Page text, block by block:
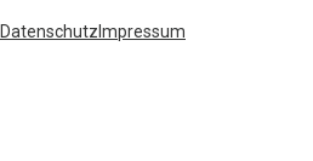
Datenschutz Impressum